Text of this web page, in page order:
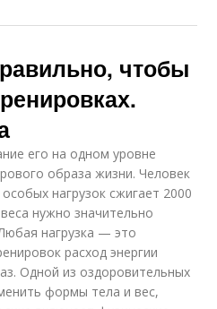
чтобы
его на одном уровне
образа жизни. Человек
нагрузок сжигает 2000
нужно значительно
нагрузка — это
расход энергии
Одной из оздоровительных
формы тела и вес,